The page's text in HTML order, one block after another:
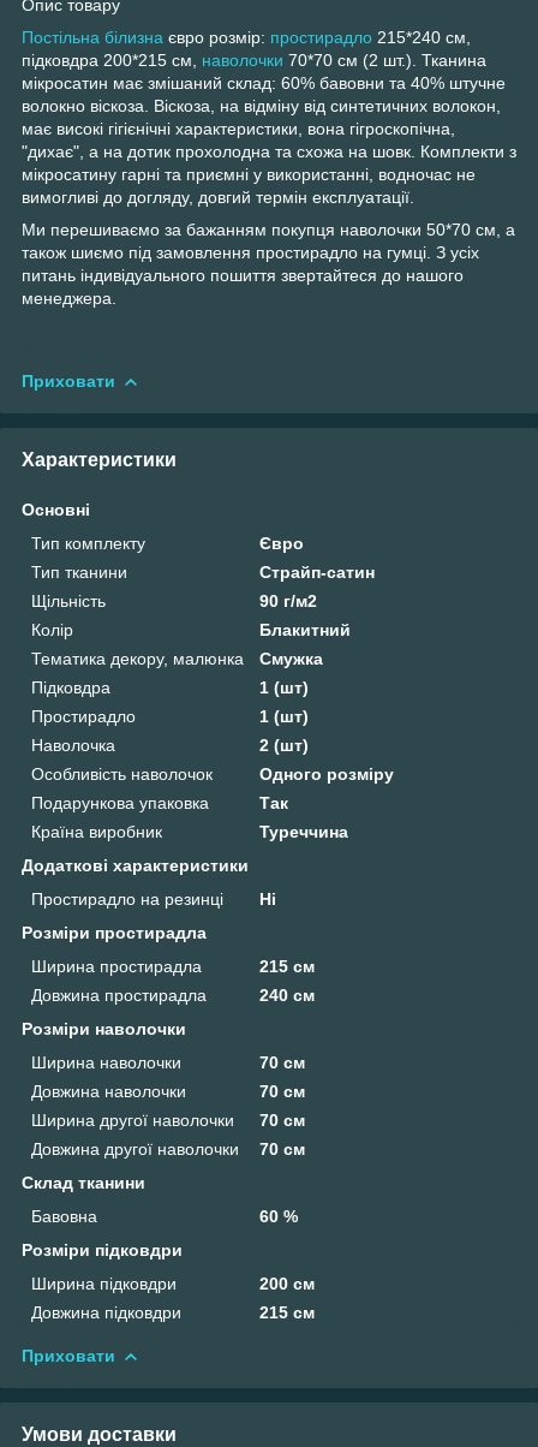
Опис товару
Постільна білизна євро розмір: простирадло 215*240 см,
підковдра 200*215 см, наволочки 70*70 см (2 шт.). Тканина
мікросатин має змішаний склад: 60% бавовни та 40% штучне
волокно віскоза. Віскоза, на відміну від синтетичних волокон,
має високі гігієнічні характеристики, вона гігроскопічна,
"дихає", а на дотик прохолодна та схожа на шовк. Комплекти з
мікросатину гарні та приємні у використанні, водночас не
вимогливі до догляду, довгий термін експлуатації.
Ми перешиваємо за бажанням покупця наволочки 50*70 см, а
також шиємо під замовлення простирадло на гумці. З усіх
питань індивідуального пошиття звертайтеся до нашого
менеджера.
Приховати
Характеристики
Основні
Тип комплекту
Євро
Тип тканини
Страйп-сатин
Щільність
90 г/м2
Колір
Блакитний
Тематика декору, малюнка
Смужка
Підковдра
1 (шт)
Простирадло
1 (шт)
Наволочка
2 (шт)
Особливість наволочок
Одного розміру
Подарункова упаковка
Так
Країна виробник
Туреччина
Додаткові характеристики
Простирадло на резинці
Ні
Розміри простирадла
Ширина простирадла
215 см
Довжина простирадла
240 см
Розміри наволочки
Ширина наволочки
70 см
Довжина наволочки
70 см
Ширина другої наволочки
70 см
Довжина другої наволочки
70 см
Склад тканини
Бавовна
60 %
Розміри підковдри
Ширина підковдри
200 см
Довжина підковдри
215 см
Приховати
Умови доставки